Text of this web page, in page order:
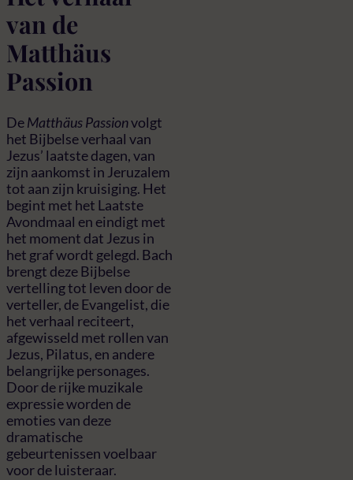
van de
Matthäus
Passion
DeMatthäus Passionvolgt
het Bijbelse verhaal van
Jezus’ laatste dagen, van
zijn aankomst in Jeruzalem
tot aan zijn kruisiging. Het
begint met het Laatste
Avondmaal en eindigt met
het moment dat Jezus in
het graf wordt gelegd. Bach
brengt deze Bijbelse
vertelling tot leven door de
verteller, de Evangelist, die
het verhaal reciteert,
afgewisseld met rollen van
Jezus, Pilatus, en andere
belangrijke personages.
Door de rijke muzikale
expressie worden de
emoties van deze
dramatische
gebeurtenissen voelbaar
voor de luisteraar.